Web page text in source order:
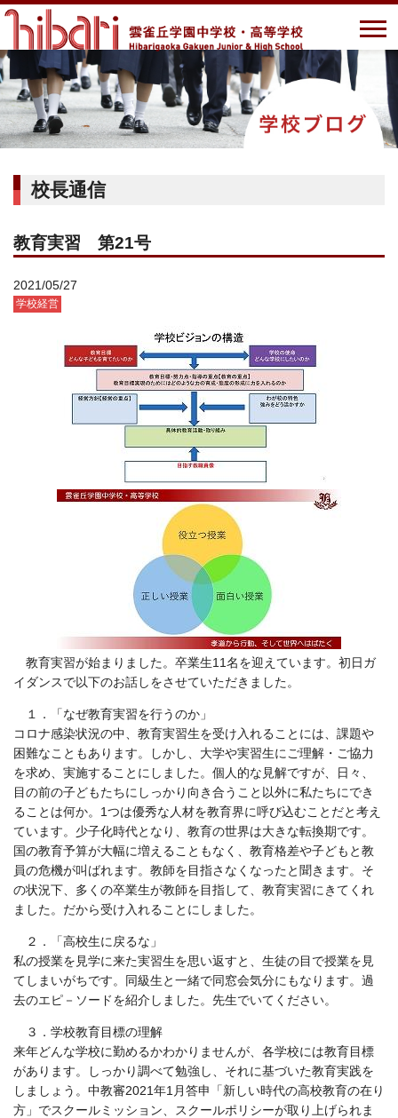
校長通信
教育実習 第21号
2021/05/27
学校経営
教育実習が始まりました。卒業生11名を迎えています。初日ガ
イダンスで以下のお話しをさせていただきました。
１．「なぜ教育実習を行うのか」
コロナ感染状況の中、教育実習生を受け入れることには、課題や
困難なこともあります。しかし、大学や実習生にご理解・ご協力
を求め、実施することにしました。個人的な見解ですが、日々、
目の前の子どもたちにしっかり向き合うこと以外に私たちにでき
ることは何か。1つは優秀な人材を教育界に呼び込むことだと考え
ています。少子化時代となり、教育の世界は大きな転換期です。
国の教育予算が大幅に増えることもなく、教育格差や子どもと教
員の危機が叫ばれます。教師を目指さなくなったと聞きます。そ
の状況下、多くの卒業生が教師を目指して、教育実習にきてくれ
ました。だから受け入れることにしました。
２．「高校生に戻るな」
私の授業を見学に来た実習生を思い返すと、生徒の目で授業を見
てしまいがちです。同級生と一緒で同窓会気分にもなります。過
去のエピ－ソードを紹介しました。先生でいてください。
３．学校教育目標の理解
来年どんな学校に勤めるかわかりませんが、各学校には教育目標
があります。しっかり調べて勉強し、それに基づいた教育実践を
しましょう。中教審2021年1月答申「新しい時代の高校教育の在り
方」でスクールミッション、スクールポリシーが取り上げられま